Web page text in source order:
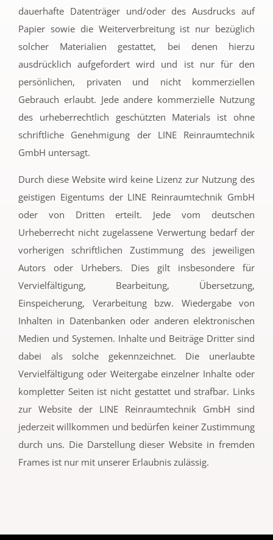
dauerhafte Datenträger und/oder des Ausdrucks auf
Papier sowie die Weiterverbreitung ist nur bezüglich
solcher Materialien gestattet, bei denen hierzu
ausdrücklich aufgefordert wird und ist nur für den
persönlichen, privaten und nicht kommerziellen
Gebrauch erlaubt. Jede andere kommerzielle Nutzung
des urheberrechtlich geschützten Materials ist ohne
schriftliche Genehmigung der LINE Reinraumtechnik
GmbH untersagt.
Durch diese Website wird keine Lizenz zur Nutzung des
geistigen Eigentums der LINE Reinraumtechnik GmbH
oder von Dritten erteilt. Jede vom deutschen
Urheberrecht nicht zugelassene Verwertung bedarf der
vorherigen schriftlichen Zustimmung des jeweiligen
Autors oder Urhebers. Dies gilt insbesondere für
Vervielfältigung, Bearbeitung, Übersetzung,
Einspeicherung, Verarbeitung bzw. Wiedergabe von
Inhalten in Datenbanken oder anderen elektronischen
Medien und Systemen. Inhalte und Beiträge Dritter sind
dabei als solche gekennzeichnet. Die unerlaubte
Vervielfältigung oder Weitergabe einzelner Inhalte oder
kompletter Seiten ist nicht gestattet und strafbar. Links
zur Website der LINE Reinraumtechnik GmbH sind
jederzeit willkommen und bedürfen keiner Zustimmung
durch uns. Die Darstellung dieser Website in fremden
Frames ist nur mit unserer Erlaubnis zulässig.